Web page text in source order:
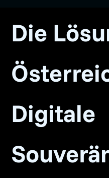
Die
Digitale